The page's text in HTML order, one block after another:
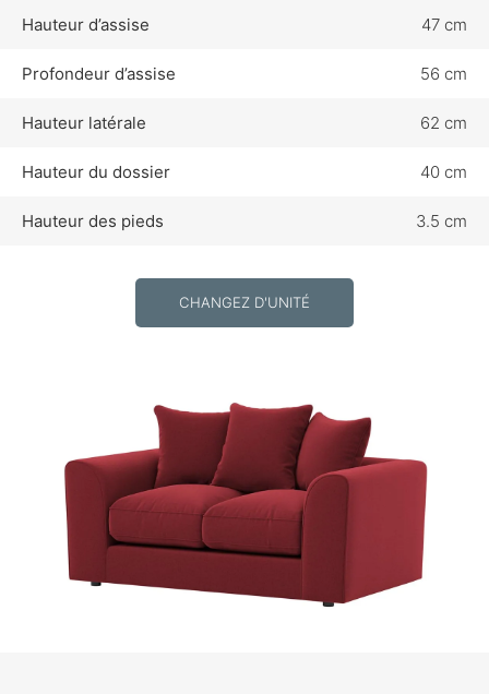
Hauteur d’assise 47 cm
Profondeur d’assise 56 cm
Hauteur latérale 62 cm
Hauteur du dossier 40 cm
Hauteur des pieds 3.5 cm
CHANGEZ D'UNITÉ